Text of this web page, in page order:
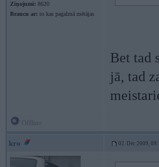
Ziņojumi: 8620
Braucu ar: to kas pagalmā mētājas
Bet tad
jā, tad
kro 02. Dec 2009,